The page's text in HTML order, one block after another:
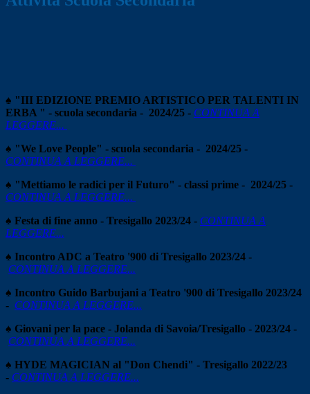
♠ "III EDIZIONE PREMIO ARTISTICO PER TALENTI IN
ERBA " - scuola secondaria - 2024/25 - CONTINUA A
LEGGERE...
♠ "We Love People" - scuola secondaria - 2024/25 -
CONTINUA A LEGGERE...
♠ "Mettiamo le radici per il Futuro" - classi prime - 2024/25 -
CONTINUA A LEGGERE...
♠ Festa di fine anno - Tresigallo 2023/24 - CONTINUA A
LEGGERE...
♠ Incontro ADC a Teatro '900 di Tresigallo 2023/24 -
CONTINUA A LEGGERE...
♠ Incontro Guido Barbujani a Teatro '900 di Tresigallo 2023/24
- CONTINUA A LEGGERE...
♠ Giovani per la pace - Jolanda di Savoia/Tresigallo - 2023/24 -
CONTINUA A LEGGERE...
♠ HYDE MAGICIAN al "Don Chendi" - Tresigallo 2022/23
- CONTINUA A LEGGERE...